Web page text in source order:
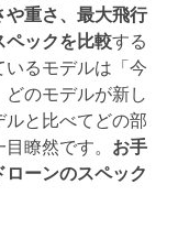
や重さ、最大飛行
ペックを比較する
いるモデルは「今
のモデルが新し
ルと比べてどの部
瞭然です。 お手
ーンのスペック